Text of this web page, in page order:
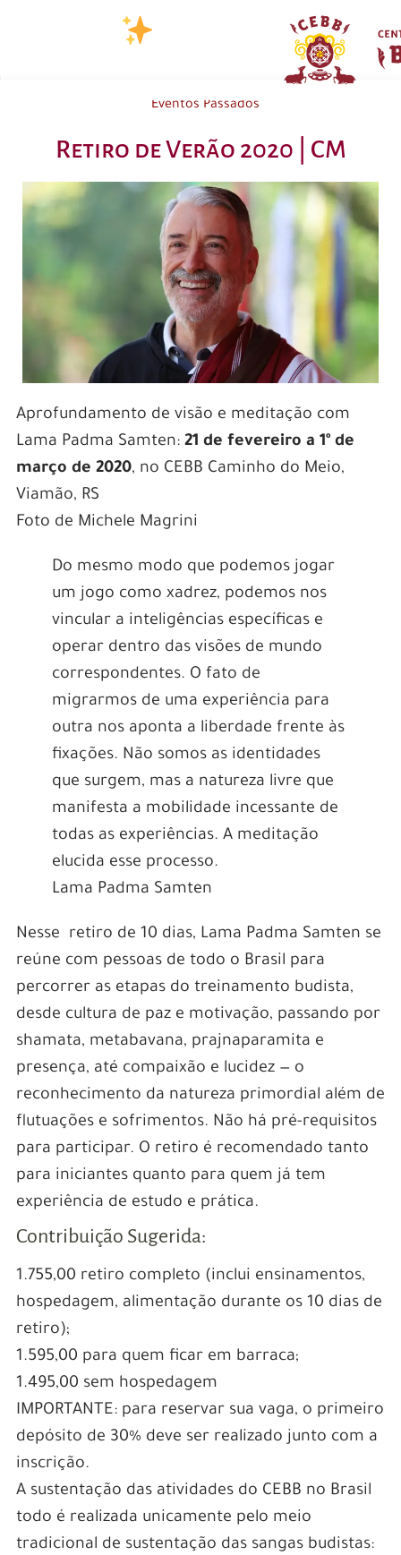
Eventos Passados
Retiro de Verão 2020 | CM
Aprofundamento de visão e meditação com
Lama Padma Samten: 21 de fevereiro a 1º de
março de 2020, no CEBB Caminho do Meio,
Viamão, RS
Foto de Michele Magrini
Do mesmo modo que podemos jogar
um jogo como xadrez, podemos nos
vincular a inteligências específicas e
operar dentro das visões de mundo
correspondentes. O fato de
migrarmos de uma experiência para
outra nos aponta a liberdade frente às
fixações. Não somos as identidades
que surgem, mas a natureza livre que
manifesta a mobilidade incessante de
todas as experiências. A meditação
elucida esse processo.
Lama Padma Samten
Nesse retiro de 10 dias, Lama Padma Samten se
reúne com pessoas de todo o Brasil para
percorrer as etapas do treinamento budista,
desde cultura de paz e motivação, passando por
shamata, metabavana, prajnaparamita e
presença, até compaixão e lucidez — o
reconhecimento da natureza primordial além de
flutuações e sofrimentos. Não há pré-requisitos
para participar. O retiro é recomendado tanto
para iniciantes quanto para quem já tem
experiência de estudo e prática.
Contribuição Sugerida:
1.755,00 retiro completo (inclui ensinamentos,
hospedagem, alimentação durante os 10 dias de
retiro);
1.595,00 para quem ficar em barraca;
1.495,00 sem hospedagem
IMPORTANTE: para reservar sua vaga, o primeiro
depósito de 30% deve ser realizado junto com a
inscrição.
A sustentação das atividades do CEBB no Brasil
todo é realizada unicamente pelo meio
tradicional de sustentação das sangas budistas: